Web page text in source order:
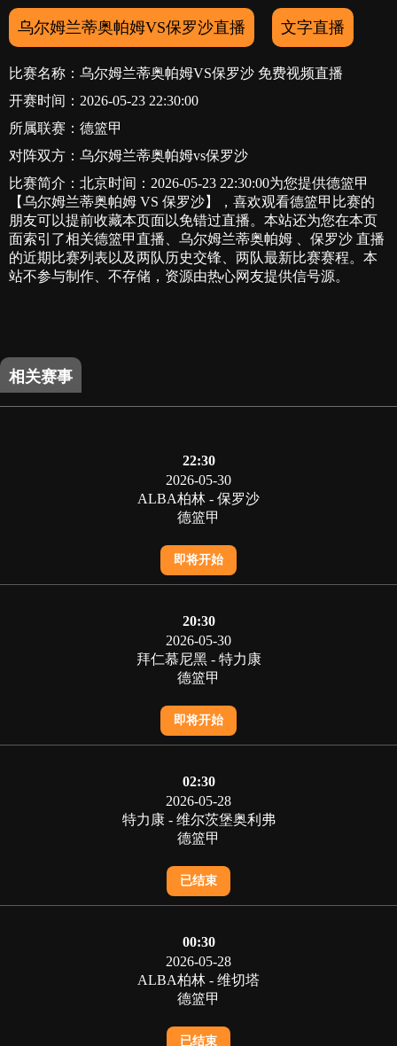
乌尔姆兰蒂奥帕姆VS保罗沙直播 文字直播
比赛名称：乌尔姆兰蒂奥帕姆VS保罗沙 免费视频直播
开赛时间：2026-05-23 22:30:00
所属联赛： 德篮甲
对阵双方：乌尔姆兰蒂奥帕姆vs保罗沙
比赛简介：北京时间：2026-05-23 22:30:00为您提供德篮甲
【乌尔姆兰蒂奥帕姆 VS 保罗沙】，喜欢观看德篮甲比赛的
朋友可以提前收藏本页面以免错过直播。本站还为您在本页
面索引了相关德篮甲直播、乌尔姆兰蒂奥帕姆 、保罗沙 直播
的近期比赛列表以及两队历史交锋、两队最新比赛赛程。本
站不参与制作、不存储，资源由热心网友提供信号源。
相关赛事
22:30
2026-05-30
ALBA柏林 - 保罗沙
德篮甲
即将开始
20:30
2026-05-30
拜仁慕尼黑 - 特力康
德篮甲
即将开始
02:30
2026-05-28
特力康 - 维尔茨堡奥利弗
德篮甲
已结束
00:30
2026-05-28
ALBA柏林 - 维切塔
德篮甲
已结束